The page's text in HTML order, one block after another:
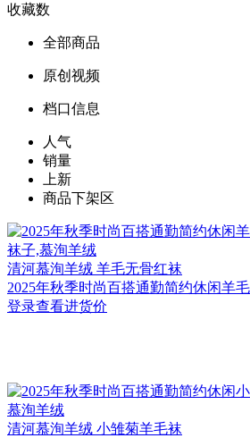
收藏数
全部商品
原创视频
档口信息
人气
销量
上新
商品下架区
清河慕洵羊绒 羊毛无骨红袜
2025年秋季时尚百搭通勤简约休闲羊
登录查看进货价
清河慕洵羊绒 小雏菊羊毛袜